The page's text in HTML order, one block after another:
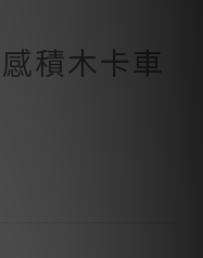
積木卡車